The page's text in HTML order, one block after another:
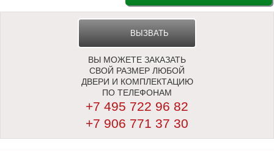
ВЫЗВАТЬ
ЗАМЕРЩИКА
ВЫ МОЖЕТЕ ЗАКАЗАТЬ
СВОЙ РАЗМЕР ЛЮБОЙ
ДВЕРИ И КОМПЛЕКТАЦИЮ
ПО ТЕЛЕФОНАМ
+7 495 722 96 82
+7 906 771 37 30